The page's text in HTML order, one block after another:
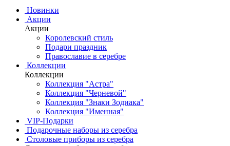
Новинки
Акции
Акции
Королевский стиль
Подари праздник
Православие в серебре
Коллекции
Коллекции
Коллекция "Астра"
Коллекция "Черневой"
Коллекция "Знаки Зодиака"
Коллекция "Именная"
VIP-Подарки
Подарочные наборы из серебра
Столовые приборы из серебра